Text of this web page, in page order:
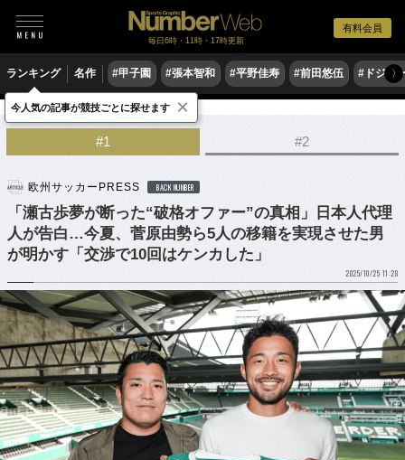
有料会員
毎日6時・11時・17時更新
ランキング 名作 #甲子園 #張本智和 #平野佳寿 #前田悠伍 #ドジャ
〉
サッカー サッカー日本代表
#1 #2
欧州サッカーPRESS BACK NUMBER
「瀬古歩夢が断った“破格オファー”の真相」日本人代理
人が告白…今夏、菅原由勢ら5人の移籍を実現させた男
が明かす「交渉で10回はケンカした」
2025/10/25 11:28
今人気の記事が競技ごとに探せます ×